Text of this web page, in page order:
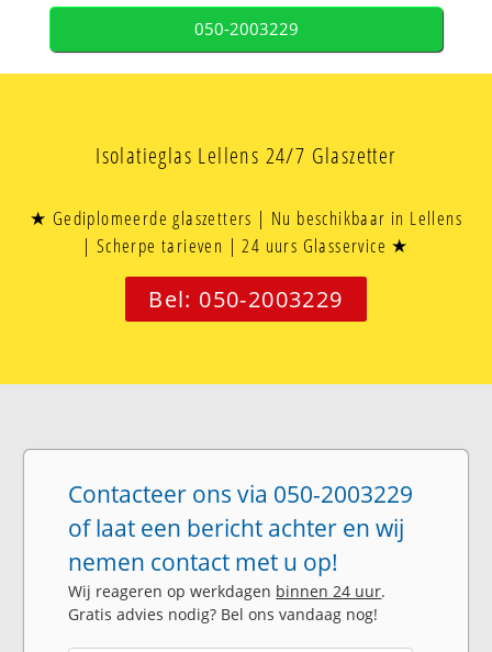
050-2003229
Isolatieglas Lellens 24/7 Glaszetter
★ Gediplomeerde glaszetters | Nu beschikbaar in Lellens
| Scherpe tarieven | 24 uurs Glasservice ★
Bel: 050-2003229
Contacteer ons via 050-2003229
of laat een bericht achter en wij
nemen contact met u op!
Wij reageren op werkdagen binnen 24 uur.
Gratis advies nodig? Bel ons vandaag nog!